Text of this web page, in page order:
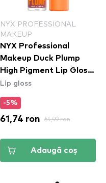
NYX PROFESSIONAL
MAKEUP
NYX Professional
Makeup Duck Plump
High Pigment Lip Gloss
- Lilac On Lock
Lip gloss
-5%
61,74 ron 64,99 ron
Adaugă coș